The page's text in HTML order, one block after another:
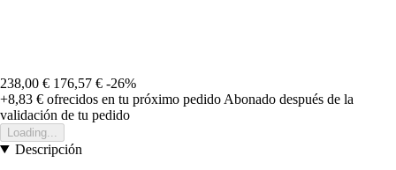
238,00 € 176,57 € -26%
+8,83 € ofrecidos en tu próximo pedido Abonado después de la
validación de tu pedido
Loading...
Descripción